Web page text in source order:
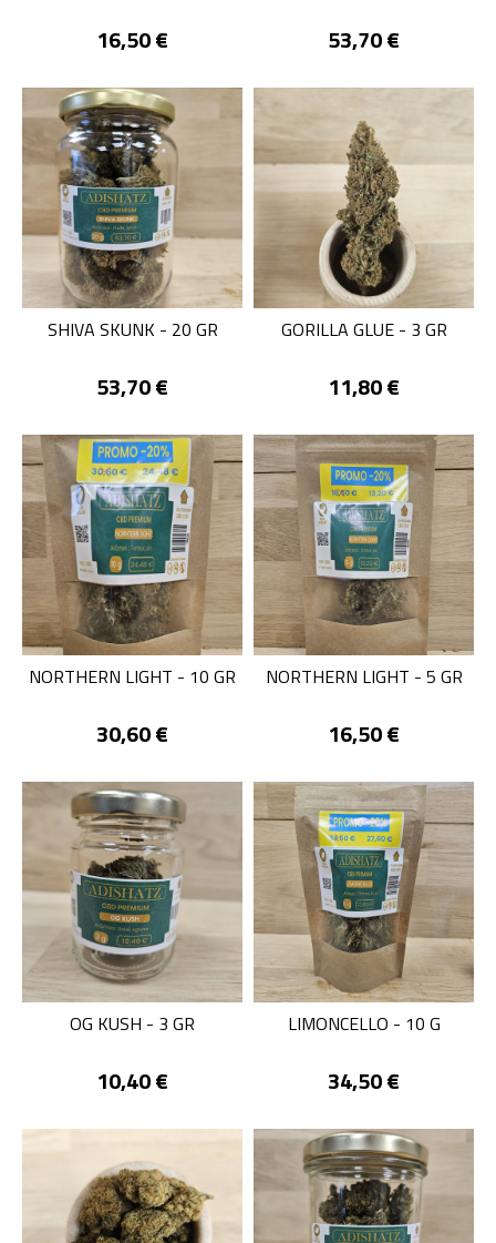
Prix
16,50 € Prix
53,70 €
SHIVA SKUNK - 20 GR
Prix
53,70 €
GORILLA GLUE - 3 GR
Prix
11,80 €
NORTHERN LIGHT - 10 GR
Prix
30,60 €
NORTHERN LIGHT - 5 GR
Prix
16,50 €
OG KUSH - 3 GR
Prix
10,40 €
LIMONCELLO - 10 G
Prix
34,50 €